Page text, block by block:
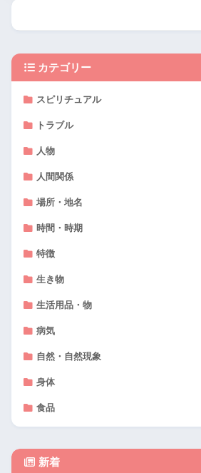
カテゴリー
スピリチュアル
トラブル
人物
人間関係
場所・地名
時間・時期
特徴
生き物
生活用品・物
病気
自然・自然現象
身体
食品
新着